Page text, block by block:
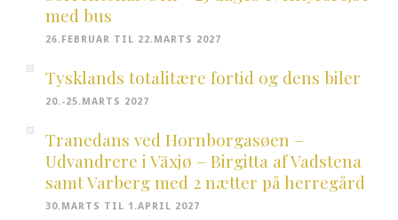
med bus
26.FEBRUAR TIL 22.MARTS 2027
Tysklands totalitære fortid og dens biler
20.-25.MARTS 2027
Tranedans ved Hornborgasøen –
Udvandrere i Växjø – Birgitta af Vadstena
samt Varberg med 2 nætter på herregård
30.MARTS TIL 1.APRIL 2027